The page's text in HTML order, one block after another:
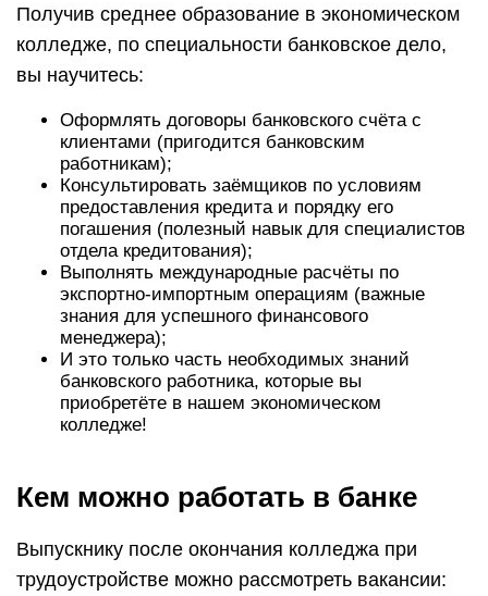
Получив среднее образование в экономическом
колледже, по специальности банковское дело,
вы научитесь:
Оформлять договоры банковского счёта с
клиентами (пригодится банковским
работникам);
Консультировать заёмщиков по условиям
предоставления кредита и порядку его
погашения (полезный навык для специалистов
отдела кредитования);
Выполнять международные расчёты по
экспортно-импортным операциям (важные
знания для успешного финансового
менеджера);
И это только часть необходимых знаний
банковского работника, которые вы
приобретёте в нашем экономическом
колледже!
Кем можно работать в банке
Выпускнику после окончания колледжа при
трудоустройстве можно рассмотреть вакансии: